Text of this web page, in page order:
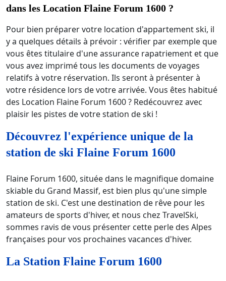
dans les Location Flaine Forum 1600 ?
Pour bien préparer votre location d'appartement ski, il
y a quelques détails à prévoir : vérifier par exemple que
vous êtes titulaire d'une assurance rapatriement et que
vous avez imprimé tous les documents de voyages
relatifs à votre réservation. Ils seront à présenter à
votre résidence lors de votre arrivée. Vous êtes habitué
des Location Flaine Forum 1600 ? Redécouvrez avec
plaisir les pistes de votre station de ski !
Découvrez l'expérience unique de la
station de ski Flaine Forum 1600
Flaine Forum 1600, située dans le magnifique domaine
skiable du Grand Massif, est bien plus qu'une simple
station de ski. C'est une destination de rêve pour les
amateurs de sports d'hiver, et nous chez TravelSki,
sommes ravis de vous présenter cette perle des Alpes
françaises pour vos prochaines vacances d'hiver.
La Station Flaine Forum 1600